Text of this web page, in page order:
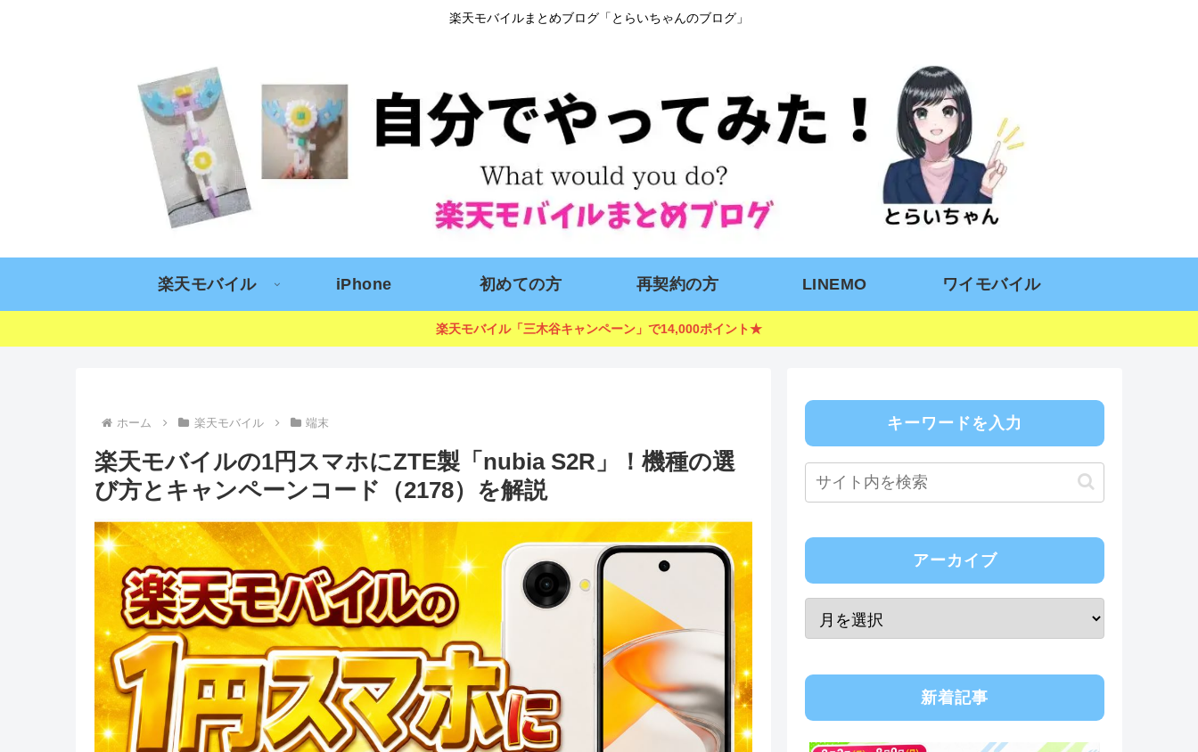
楽天モバイルまとめブログ「とらいちゃんのブログ」
楽天モバイル iPhone 初めての方 再契約の方 LINEMO ワイモバイル
楽天モバイル「三木谷キャンペーン」で14,000ポイント★
ホーム 楽天モバイル 端末
楽天モバイルの1円スマホにZTE製「nubia S2R」！機種の選
び方とキャンペーンコード（2178）を解説
キーワードを入力
アーカイブ
新着記事